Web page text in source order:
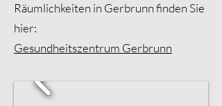
Räumlichkeiten in Gerbrunn finden Sie
hier:
Gesundheitszentrum Gerbrunn